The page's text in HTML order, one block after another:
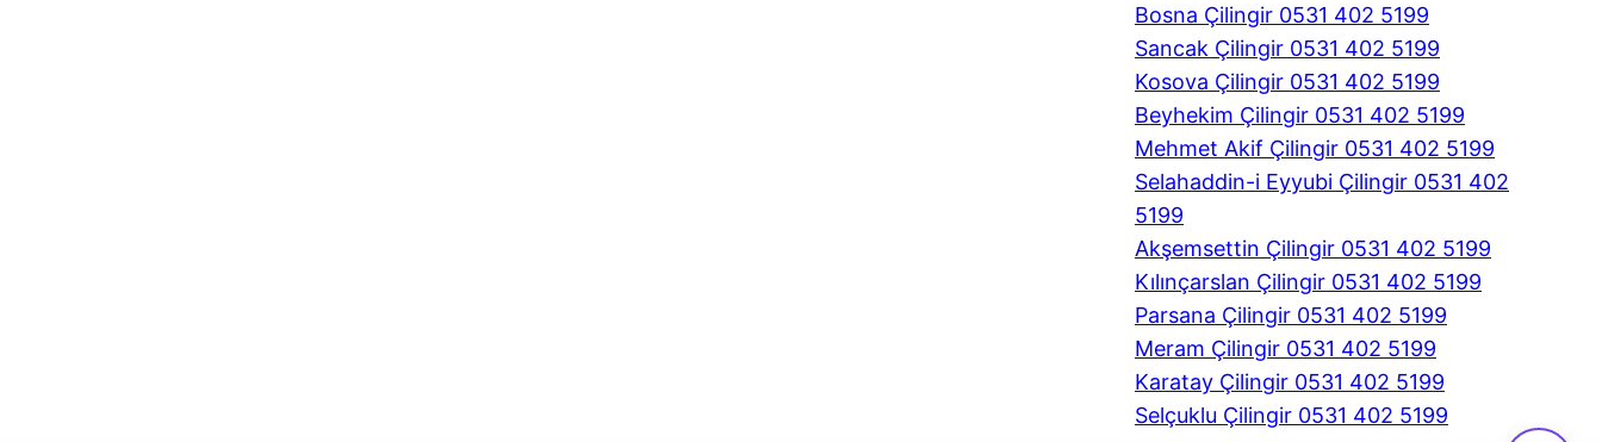
Bosna Çilingir 0531 402 5199
Sancak Çilingir 0531 402 5199
Kosova Çilingir 0531 402 5199
Beyhekim Çilingir 0531 402 5199
Mehmet Akif Çilingir 0531 402 5199
Selahaddin-i Eyyubi Çilingir 0531 402
5199
Akşemsettin Çilingir 0531 402 5199
Kılınçarslan Çilingir 0531 402 5199
Parsana Çilingir 0531 402 5199
Meram Çilingir 0531 402 5199
Karatay Çilingir 0531 402 5199
Selçuklu Çilingir 0531 402 5199